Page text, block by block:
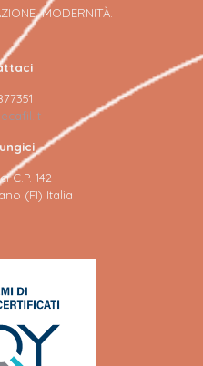
MODERNITÀ.
C.P. 142
(FI) Italia